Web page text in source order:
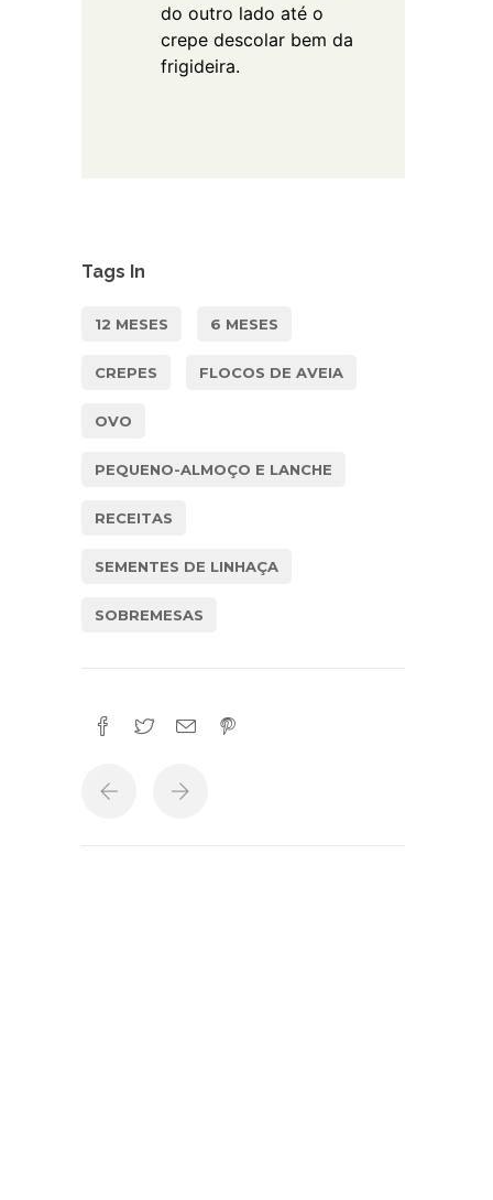
do outro lado até o
crepe descolar bem da
frigideira.
Tags In
12 MESES 6 MESES
CREPES FLOCOS DE AVEIA
OVO
PEQUENO-ALMOÇO E LANCHE
RECEITAS
SEMENTES DE LINHAÇA
SOBREMESAS